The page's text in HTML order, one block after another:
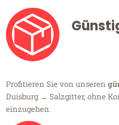
Profitieren Sie von unseren
Duisburg → Salzgitter, ohne
einzugehen.